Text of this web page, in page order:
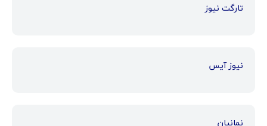
تارگت نیوز
نیوز آیس
نمانیان